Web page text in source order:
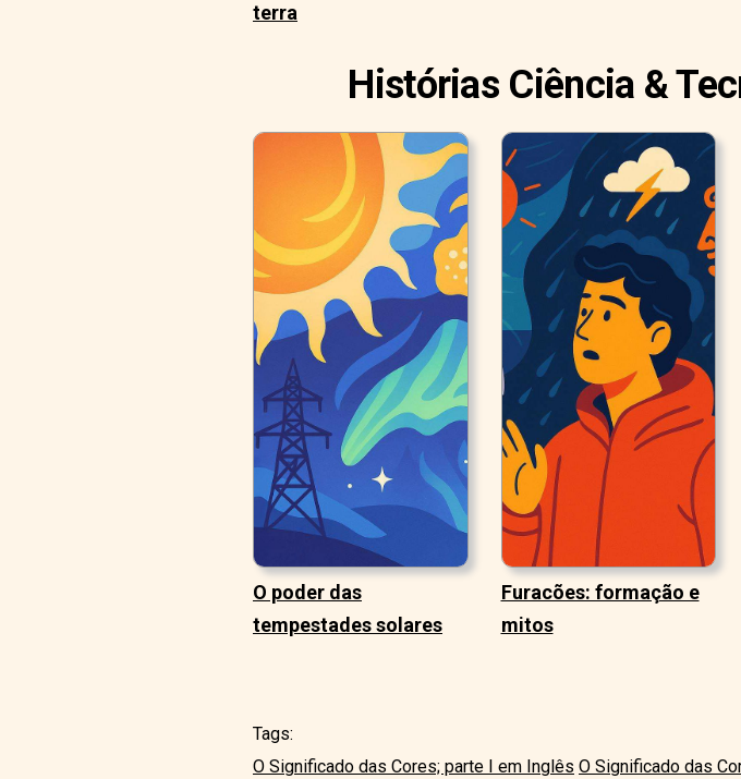
terra
Histórias Ciência &
O poder das
tempestades solares
Furacões: formação e
mitos
Tags:
O Significado das Cores; parte I em Inglês O Significado das